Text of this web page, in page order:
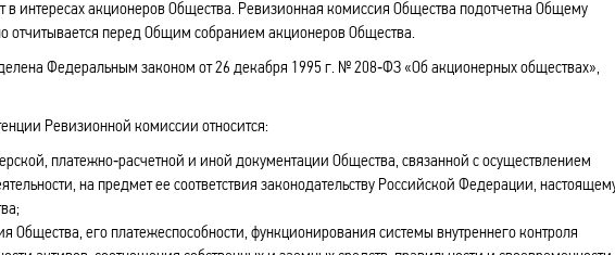
в интересах акционеров Общества. Ревизионная комиссия Общества подотчетна Общему
отчитывается перед Общим собранием акционеров Общества.
Федеральным законом от 26 декабря 1995 г. № 208‑ФЗ «Об акционерных обществах»,
Ревизионной комиссии относится:
платежно‑расчетной и иной документации Общества, связанной с осуществлением
на предмет ее соответствия законодательству Российской Федерации,
Общества, его платежеспособности, функционирования системы внутреннего контроля